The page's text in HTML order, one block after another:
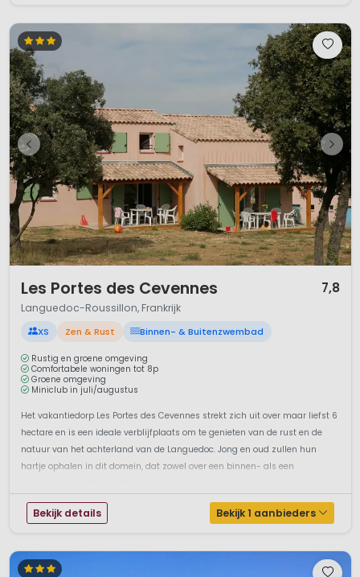
Les Portes des Cevennes 7,8
Languedoc-Roussillon, Frankrijk
XS Zen & Rust Binnen- & Buitenzwembad
Rustig en groene omgeving
Comfortabele woningen tot 8p
Groene omgeving
Miniclub in juli/augustus
Het vakantiedorp Les Portes des Cevennes strekt zich uit over maar liefst 6
hectare en is een ideale verblijfplaats om te genieten van de rust en de
natuur van het achterland van de Languedoc. Jong en oud zullen hun
hartje ophalen in dit domein, dat zowel over een binnen- als een
Bekijk details Bekijk 1 aanbieders